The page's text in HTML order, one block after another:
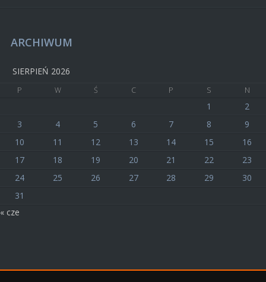
ARCHIWUM
SIERPIEŃ 2026
P W Ś C P S N
1
2
3
4 5 6 7 8
9
10
11 12 13 14 15
16
17
18 19 20 21 22
23
24
25 26 27 28 29
30
31
« cze